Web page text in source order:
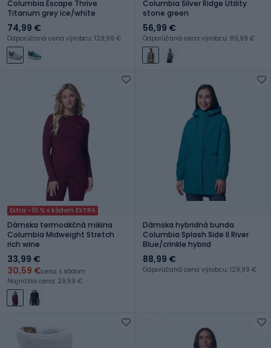
Columbia Escape Thrive
Titanum grey ice/white
74,99 €
Odporúčaná cena výrobcu: 129,99 €
Columbia Silver Ridge Utility
stone green
56,99 €
Odporúčaná cena výrobcu: 89,99 €
Extra -10 % s kódom EXTRA
Dámska termoakčná mikina
Columbia Midweight Stretch
rich wine
33,99 €
30,59 €cena s kódom
Najnižšia cena: 29,59 €
Dámska hybridná bunda
Columbia Splash Side II River
Blue/crinkle hybrid
88,99 €
Odporúčaná cena výrobcu: 129,99 €